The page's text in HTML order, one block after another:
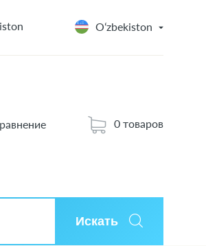
Oʻzbekiston
0 товаров
Искать